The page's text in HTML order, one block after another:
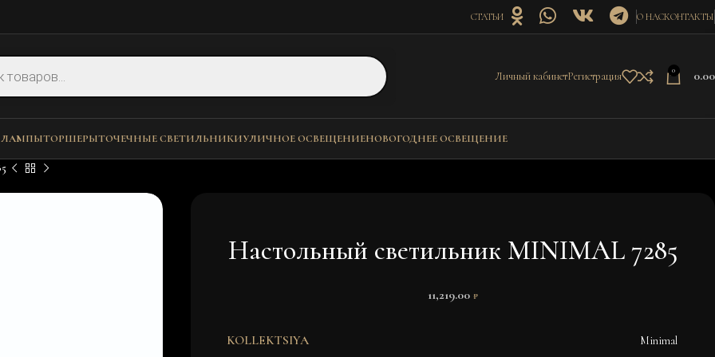
СТАТЬИ О НАСКОНТАКТЫ
Личный кабинетРегистрация 0
ЛАМПЫТОРШЕРЫТОЧЕЧНЫЕ СВЕТИЛЬНИКИУЛИЧНОЕ ОСВЕЩЕНИЕНОВОГОДНЕЕ ОСВЕЩЕНИЕ
Настольный светильник MINIMAL 7285
11,219.00 ₽
KOLLEKTSIYA Minimal